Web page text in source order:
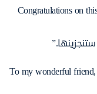
“Congratulations on
“To my wonderful